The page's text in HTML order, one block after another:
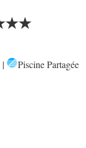
★★★
| Piscine Partagée